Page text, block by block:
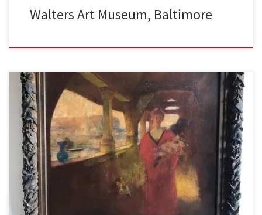
Walters Art Museum, Baltimore
Jeune femme, huile sur panneau, signée en bas à droite
Dimensions hors cadre : 48 x 51 cm Ce tableau […]